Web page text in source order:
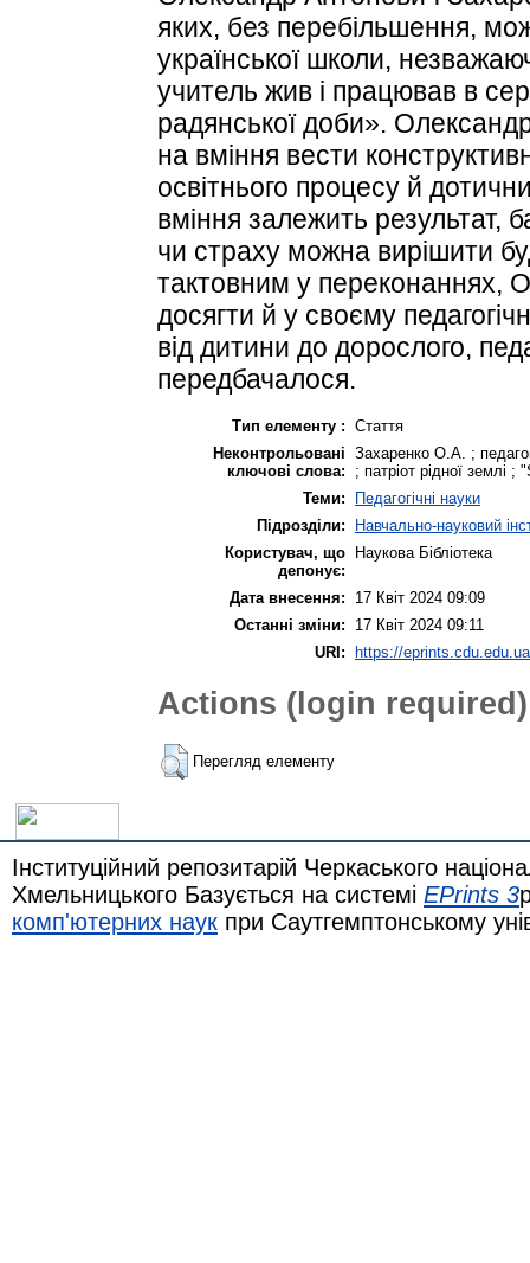
яких, без перебільшення,
української школи,
учитель жив і працював в
радянської доби».
на вміння вести
освітнього процесу й
вміння залежить результат,
чи страху можна вирішити
тактовним у переконаннях,
досягти й у своєму
від дитини до дорослого,
передбачалося.
Тип елементу : Стаття
Неконтрольовані
ключові слова:
Захаренко О.А. ;
; патріот рідної землі ;
Теми:
Педагогічні науки
Підрозділи:
Навчально-науковий
Користувач, що
депонує:
Наукова Бібліотека
Дата внесення:
17 Квіт 2024 09:09
Останні зміни:
17 Квіт 2024 09:11
URI: https://
Actions (login required)
Перегляд елементу
Інституційний репозитарій Черкаського
Хмельницького Базується на системі EPrints 3
комп'ютерних наук при Саутгемптонському